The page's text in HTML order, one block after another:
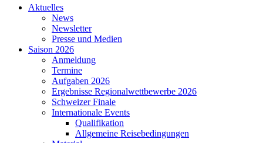
Aktuelles
News
Newsletter
Presse und Medien
Saison 2026
Anmeldung
Termine
Aufgaben 2026
Ergebnisse Regionalwettbewerbe 2026
Schweizer Finale
Internationale Events
Qualifikation
Allgemeine Reisebedingungen